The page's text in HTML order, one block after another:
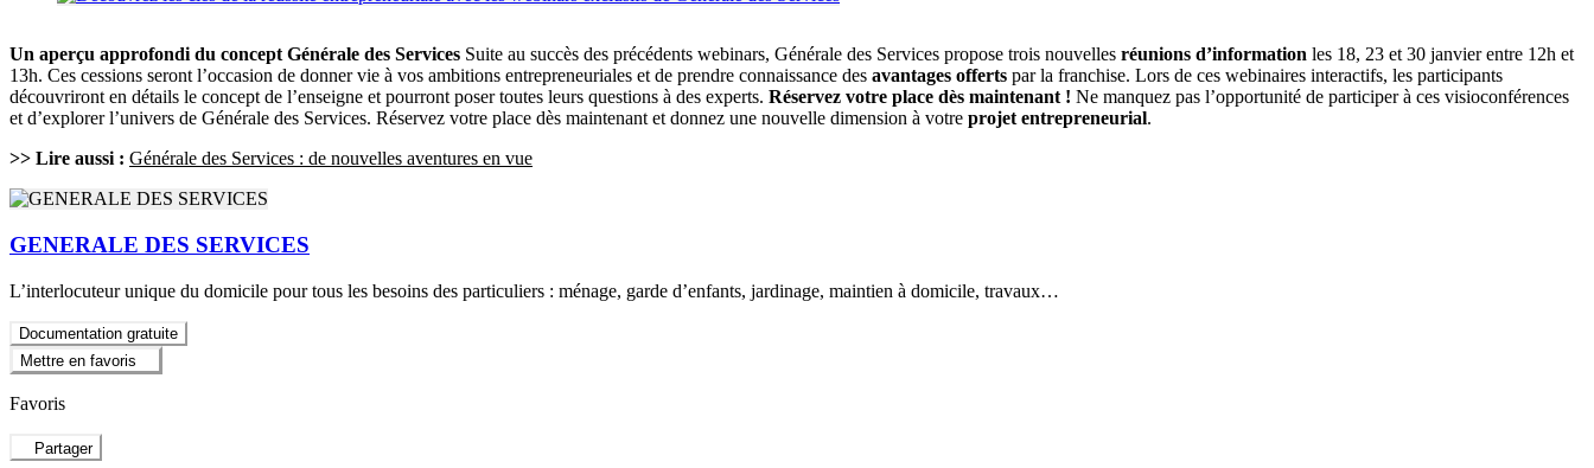
Un aperçu approfondi du concept Générale des Services Suite au succès des précédents webinars, Générale des Services propose trois nouvelles réunions d’information les 18, 23 et 30 janvier entre 12h et
13h. Ces cessions seront l’occasion de donner vie à vos ambitions entrepreneuriales et de prendre connaissance des avantages offerts par la franchise. Lors de ces webinaires interactifs, les participants
découvriront en détails le concept de l’enseigne et pourront poser toutes leurs questions à des experts. Réservez votre place dès maintenant ! Ne manquez pas l’opportunité de participer à ces visioconférences
et d’explorer l’univers de Générale des Services. Réservez votre place dès maintenant et donnez une nouvelle dimension à votre projet entrepreneurial.
>> Lire aussi : Générale des Services : de nouvelles aventures en vue
GENERALE DES SERVICES
L’interlocuteur unique du domicile pour tous les besoins des particuliers : ménage, garde d’enfants, jardinage, maintien à domicile, travaux…
Documentation gratuite
Mettre en favoris
Favoris
Partager